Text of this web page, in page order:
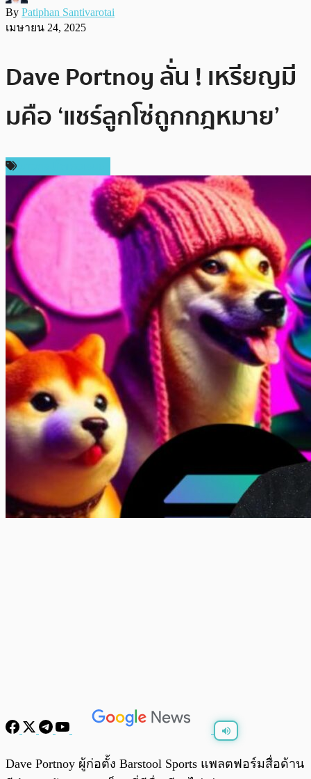
By Patiphan Santivarotai
เมษายน 24, 2025
Dave Portnoy ลั่น ! เหรียญมี
มคือ ‘แชร์ลูกโซ่ถูกกฎหมาย’
/ 0:00
Dave Portnoy ผู้ก่อตั้ง Barstool Sports แพลตฟอร์มสื่อด้าน